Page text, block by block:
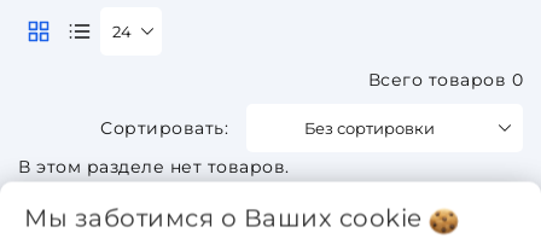
Без сортировки
Всего товаров 0
24
В этом разделе нет товаров.
Мы заботимся о Ваших cookie